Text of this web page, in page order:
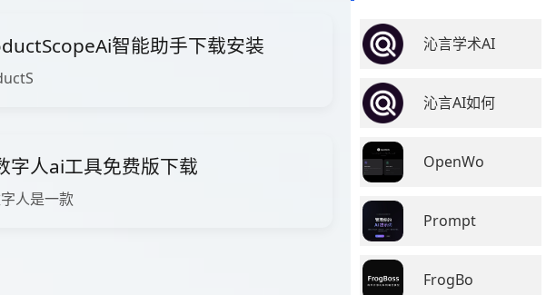
智能助手下载安装
字人ai工具免费版下载
人是一款
沁言学术AI
沁言AI如何
OpenWo
Prompt
FrogBo